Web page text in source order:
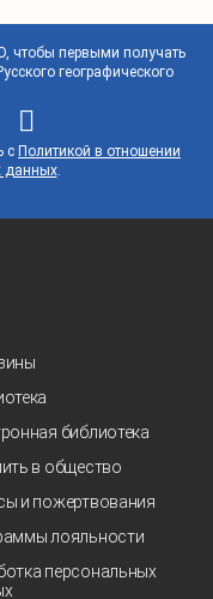
чтобы первыми получать
географического
с Политикой в отношении
данных.
библиотека
в общество
и пожертвования
лояльности
персональных